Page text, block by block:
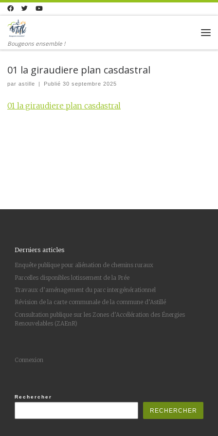
Skip to content
Bougeons ensemble !
01 la giraudiere plan casdastral
par astille | Publié 30 septembre 2025
01 la giraudiere plan casdastral
Derniers articles
Enquête publique pour aliénation de chemins ruraux
Parcelles disponibles lotissement de la Prée
Travaux d’aménagement du parc intergénérationnel
Révision de la carte communale de la commune d’Astillé
Consultation publique sur les Zones d’Accélération des Énergies
Renouvelables (ZAEnR)
Connexion
Rechercher
RECHERCHER